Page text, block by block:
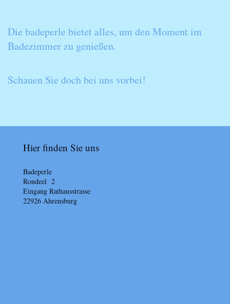
Die badeperle bietet alles, um den Moment im
Badezimmer zu genießen.
Schauen Sie doch bei uns vorbei!
Hier finden Sie uns
Badeperle
Rondeel 2
Eingang Rathausstrasse
22926 Ahrensburg